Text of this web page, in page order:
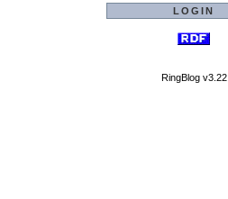
LOGIN
RingBlog v3.22